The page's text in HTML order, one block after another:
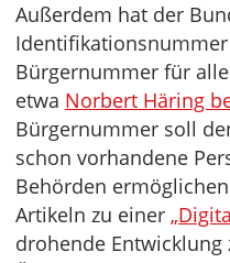
Außerdem hat der
Bürgernummer für
etwa Norbert Häring
Bürgernummer soll
schon vorhandene
Behörden
Artikeln zu einer
drohende Entwicklung